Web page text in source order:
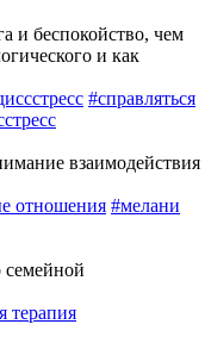
и беспокойство, чем
и как
#справляться
взаимодействия
отношения #мелани
терапия